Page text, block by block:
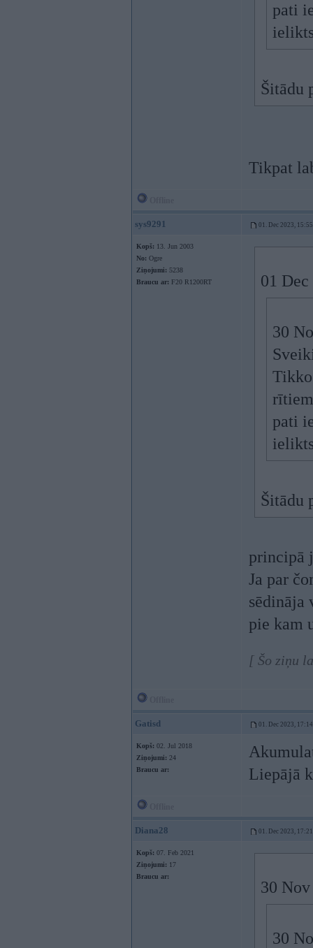
pati
Šitādu
Tikpat
sys9291 01. Dec 2023, 15:55
Kopš: 13. Jun 2003
No: Ogre
Ziņojumi: 5238
Braucu ar: F20 R1200RT 01
30
pati
Šitādu
principā
Ja par
sēdināja
pie kam
[ Šo ziņu
Gatisd 01. Dec 2023, 17:14
Kopš: 02. Jul 2018
Ziņojumi: 24
Braucu ar:
Liepājā
Diana28 01. Dec 2023, 17:21
Kopš: 07. Feb 2021
Ziņojumi: 17
Braucu ar:
30
30